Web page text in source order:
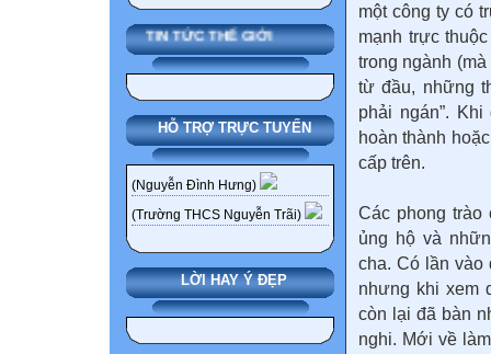
TIN TỨC THẾ GIỚI
HỖ TRỢ TRỰC TUYẾN
(Nguyễn Đình Hưng)
(Trường THCS Nguyễn Trãi)
LỜI HAY Ý ĐẸP
một công ty có
mạnh trực
trong ngành
từ đầu, những
phải ngán”.
hoàn thành
cấp trên.
Các phong
ủng hộ và
cha. Có lần vào
nhưng khi xem
còn lại đã bàn
nghi. Mới về